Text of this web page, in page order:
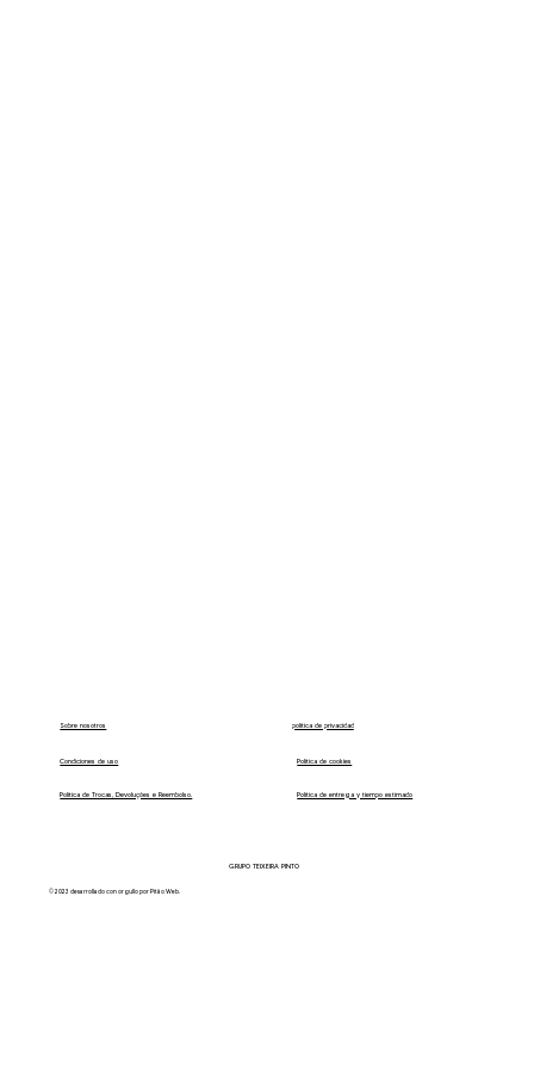
Sobre nosotros
Condiciones de uso
Política de Trocas, Devoluções e Reembolso. Política de entrega y tiempo estimado
Política de cookies
política de privacidad
GRUPO TEIXEIRA PINTO
© 2023 desarrollado con orgullo por Pitão Web.